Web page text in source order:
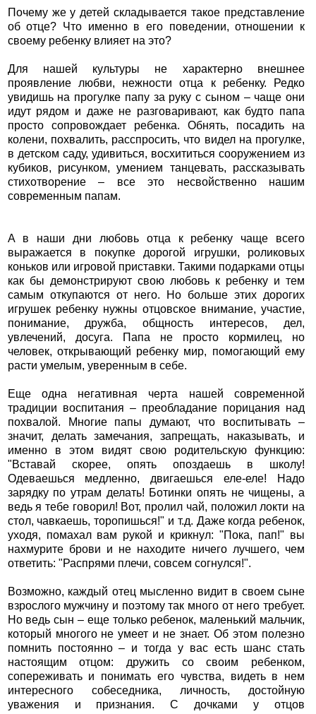
Почему же у детей складывается такое представление
об отце? Что именно в его поведении, отношении к
своему ребенку влияет на это?
Для нашей культуры не характерно внешнее
проявление любви, нежности отца к ребенку. Редко
увидишь на прогулке папу за руку с сыном – чаще они
идут рядом и даже не разговаривают, как будто папа
просто сопровождает ребенка. Обнять, посадить на
колени, похвалить, расспросить, что видел на прогулке,
в детском саду, удивиться, восхититься сооружением из
кубиков, рисунком, умением танцевать, рассказывать
стихотворение – все это несвойственно нашим
современным папам.
А в наши дни любовь отца к ребенку чаще всего
выражается в покупке дорогой игрушки, роликовых
коньков или игровой приставки. Такими подарками отцы
как бы демонстрируют свою любовь к ребенку и тем
самым откупаются от него. Но больше этих дорогих
игрушек ребенку нужны отцовское внимание, участие,
понимание, дружба, общность интересов, дел,
увлечений, досуга. Папа не просто кормилец, но
человек, открывающий ребенку мир, помогающий ему
расти умелым, уверенным в себе.
Еще одна негативная черта нашей современной
традиции воспитания – преобладание порицания над
похвалой. Многие папы думают, что воспитывать –
значит, делать замечания, запрещать, наказывать, и
именно в этом видят свою родительскую функцию:
"Вставай скорее, опять опоздаешь в школу!
Одеваешься медленно, двигаешься еле-еле! Надо
зарядку по утрам делать! Ботинки опять не чищены, а
ведь я тебе говорил! Вот, пролил чай, положил локти на
стол, чавкаешь, торопишься!" и т.д. Даже когда ребенок,
уходя, помахал вам рукой и крикнул: "Пока, пап!" вы
нахмурите брови и не находите ничего лучшего, чем
ответить: "Распрями плечи, совсем согнулся!".
Возможно, каждый отец мысленно видит в своем сыне
взрослого мужчину и поэтому так много от него требует.
Но ведь сын – еще только ребенок, маленький мальчик,
который многого не умеет и не знает. Об этом полезно
помнить постоянно – и тогда у вас есть шанс стать
настоящим отцом: дружить со своим ребенком,
сопереживать и понимать его чувства, видеть в нем
интересного собеседника, личность, достойную
уважения и признания. С дочками у отцов